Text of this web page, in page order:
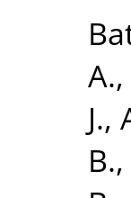
A.,
J.,
B.,